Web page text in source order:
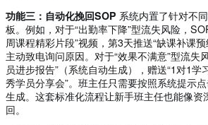
功能三：自动化挽回SOP 系统内置了针对不
板。例如，对于“出勤率下降”型流失风险，
周课程精彩片段”视频，第3天推送“缺课补课
主动致电询问原因。对于“效果不满意”型流失
员进步报告”（系统自动生成），赠送“1对1学
秀学员分享会”。班主任只需要按照系统提示
生成。这套标准化流程让新手班主任也能像资
回。